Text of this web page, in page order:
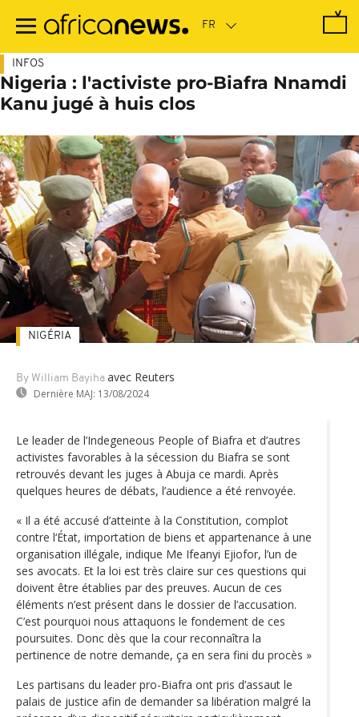
contenu
INFOS
Nigeria : l'activiste pro-Biafra Nnamdi
Kanu jugé à huis clos
By William Bayiha avec Reuters
Dernière MAJ: 13/08/2024
NIGÉRIA
Le leader de l’Indegeneous People of Biafra et d’autres
activistes favorables à la sécession du Biafra se sont
retrouvés devant les juges à Abuja ce mardi. Après
quelques heures de débats, l’audience a été renvoyée.
« Il a été accusé d’atteinte à la Constitution, complot
contre l‘État, importation de biens et appartenance à une
organisation illégale, indique Me Ifeanyi Ejiofor, l’un de
ses avocats. Et la loi est très claire sur ces questions qui
doivent être établies par des preuves. Aucun de ces
éléments n’est présent dans le dossier de l’accusation.
C’est pourquoi nous attaquons le fondement de ces
poursuites. Donc dès que la cour reconnaîtra la
pertinence de notre demande, ça en sera fini du procès »
Les partisans du leader pro-Biafra ont pris d’assaut le
palais de justice afin de demander sa libération malgré la